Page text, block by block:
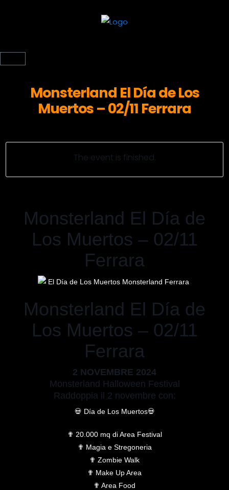
Monsterland El Día de Los
Muertos – 02/11 Ferrara
The event is finished.
Monsterland El Día de
Los Muertos – 02/11
Ferrara
Monsterland El Día de
Los Muertos – 02/11
Ferrara
2 NOVEMBRE 2024
Monsterland Halloween Festival
Raddoppia il 2 novembre con:
💀 Día de Los Muertos💀
✟ 20.000 mq di Area Festival
✟ Magia e Stregoneria
✟ Zombie Walk
✟ Make Up Area
✟ Area Food